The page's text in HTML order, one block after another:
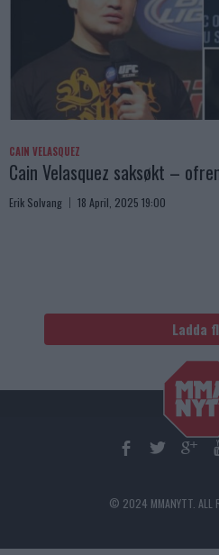
CAIN VELASQUEZ
Cain Velasquez saksøkt –
Erik Solvang 18 April, 2025 19:00
Ladda
© 2024 MMANYTT. ALL